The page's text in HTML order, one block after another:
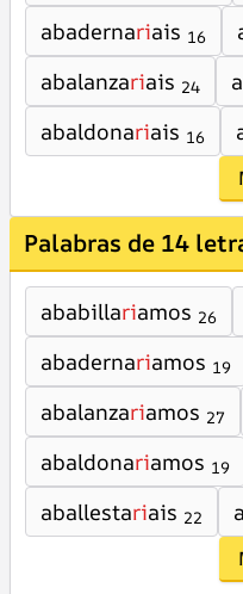
abadernariais 16
abalanzariais 24
abaldonariais 16
Palabras de 14
ababillariamos 26
abadernariamos 19
abalanzariamos 27
abaldonariamos 19
aballestariais 22